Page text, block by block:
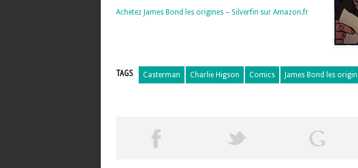
Achetez James Bond les origines – Silverfin sur Amazon.fr
TAGS Casterman Charlie Higson Comics James Bond les